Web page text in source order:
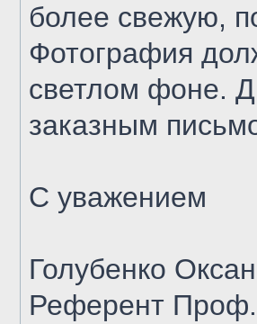
более свежую,
Фотография
светлом фоне.
заказным
С уважением
Голубенко
Референт